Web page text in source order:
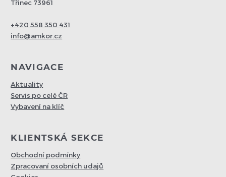
Třinec 73961
+420 558 350 431
info@amkor.cz
NAVIGACE
Aktuality
Servis po celé ČR
Vybavení na klíč
KLIENTSKÁ SEKCE
Obchodní podmínky
Zpracovaní osobních udajů